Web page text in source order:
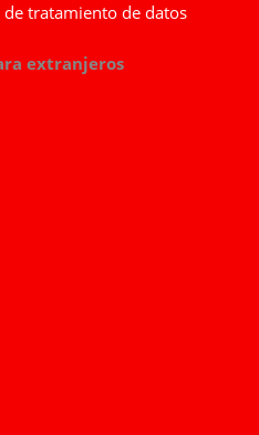
de tratamiento de datos
extranjeros